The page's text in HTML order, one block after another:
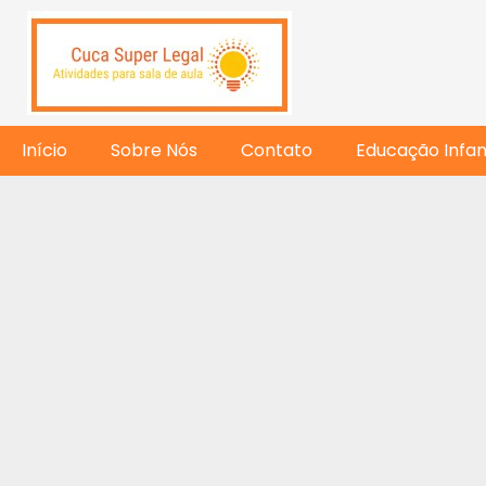
Início Sobre Nós Contato Educação